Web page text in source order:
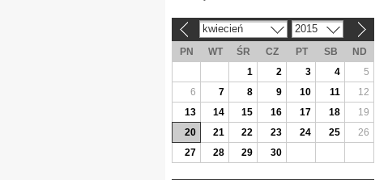
kwiecień 2015
PN WT ŚR CZ PT SB
ND
1
2 3 4
5
6
7 8 9 10 11
12
13
14 15 16 17 18
19
20
21 22 23 24 25
26
27
28 29 30